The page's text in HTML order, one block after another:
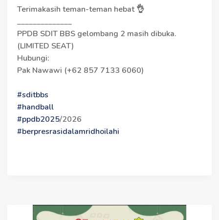
Terimakasih teman-teman hebat 👌
______________
PPDB SDIT BBS gelombang 2 masih dibuka.
(LIMITED SEAT)
Hubungi:
Pak Nawawi (+62 857 7133 6060)
#sditbbs
#handball
#ppdb2025/2026
#berpresrasidalamridhoilahi